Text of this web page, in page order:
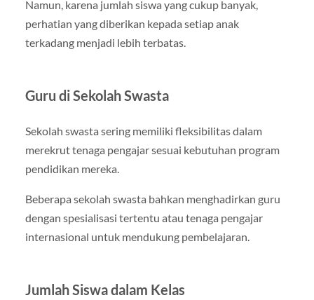
Namun, karena jumlah siswa yang cukup banyak,
perhatian yang diberikan kepada setiap anak
terkadang menjadi lebih terbatas.
Guru di Sekolah Swasta
Sekolah swasta sering memiliki fleksibilitas dalam
merekrut tenaga pengajar sesuai kebutuhan program
pendidikan mereka.
Beberapa sekolah swasta bahkan menghadirkan guru
dengan spesialisasi tertentu atau tenaga pengajar
internasional untuk mendukung pembelajaran.
Jumlah Siswa dalam Kelas